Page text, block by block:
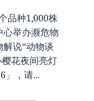
品种1,000株
举办濒危物
说“动物谈
花夜间亮灯
」，请...